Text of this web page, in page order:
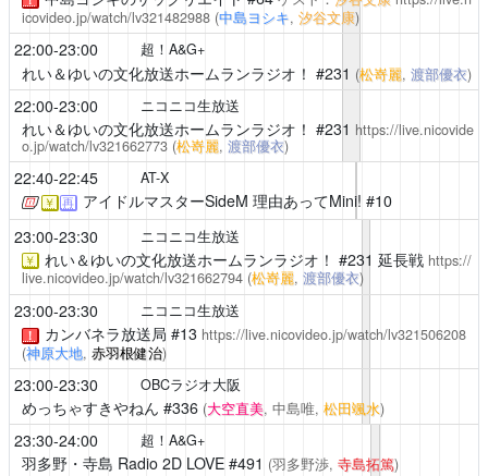
icovideo.jp/watch/lv321482988 (中島ヨシキ, 汐谷文康)
22:00-23:00 超！A&G+
れい＆ゆいの文化放送ホームランラジオ！ #231 (松嵜麗, 渡部優衣)
22:00-23:00 ニコニコ生放送
れい＆ゆいの文化放送ホームランラジオ！ #231 https://live.nicovide
o.jp/watch/lv321662773 (松嵜麗, 渡部優衣)
22:40-22:45 AT-X
￥ 再 アイドルマスターSideM 理由あってMini! #10
23:00-23:30
ニコニコ生放送
￥ れい＆ゆいの文化放送ホームランラジオ！ #231 延長戦 https://
live.nicovideo.jp/watch/lv321662794 (松嵜麗, 渡部優衣)
23:00-23:30 ニコニコ生放送
！ カンバネラ放送局 #13 https://live.nicovideo.jp/watch/lv321506208
(神原大地, 赤羽根健治)
23:00-23:30 OBCラジオ大阪
めっちゃすきやねん #336 (大空直美, 中島唯, 松田颯水)
23:30-24:00 超！A&G+
羽多野・寺島 Radio 2D LOVE#491 (羽多野渉, 寺島拓篤)